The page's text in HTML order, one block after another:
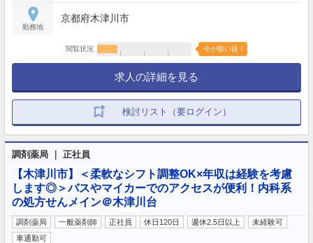
勤務地
京都府木津川市
閲覧状況 今が狙い目！
求人の詳細を見る
検討リスト（要ログイン）
調剤薬局 ｜ 正社員
【木津川市】＜柔軟なシフト調整OK×年収は経験を考慮
します◎＞バスやマイカーでのアクセスが便利！内科系
の処方せんメイン＠木津川台
調剤薬局 一般薬剤師 正社員 休日120日 週休2.5日以上
未経験可
車通勤可